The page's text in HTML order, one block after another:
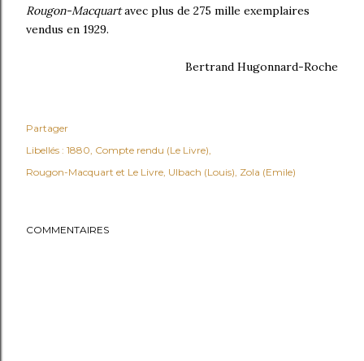
Rougon-Macquartavec plus de 275 mille exemplaires
vendus en 1929.
Bertrand Hugonnard-Roche
Partager
Libellés : 1880 Compte rendu (Le Livre)
Rougon-Macquart et Le Livre Ulbach (Louis) Zola (Emile)
COMMENTAIRES